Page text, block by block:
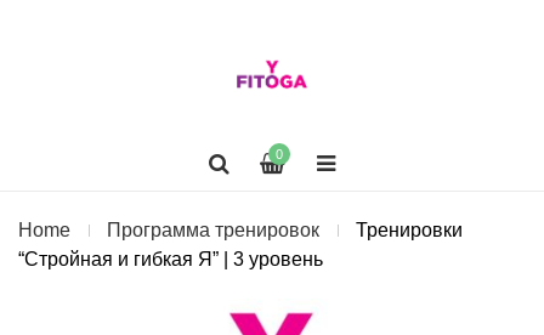
0
Home Программа тренировок
Тренировки
“Стройная и гибкая Я” | 3 уровень